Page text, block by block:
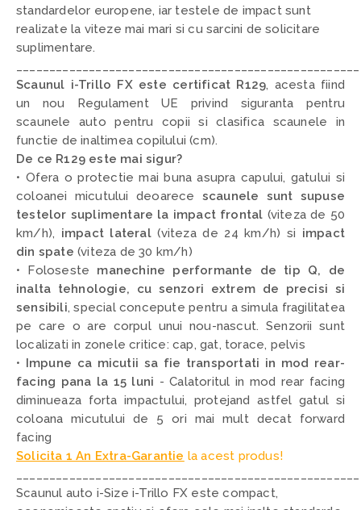
standardelor europene, iar testele de impact sunt
realizate la viteze mai mari si cu sarcini de solicitare
suplimentare.
Scaunul i-Trillo FX este certificat R129, acesta fiind
un nou Regulament UE privind siguranta pentru
scaunele auto pentru copii si clasifica scaunele in
functie de inaltimea copilului (cm).
De ce R129 este mai sigur?
• Ofera o protectie mai buna asupra capului, gatului si
coloanei micutului deoarece scaunele sunt supuse
testelor suplimentare la impact frontal (viteza de 50
km/h), impact lateral(viteza de 24 km/h) si impact
din spate (viteza de 30 km/h)
• Foloseste manechine performante de tip Q, de
inalta tehnologie, cu senzori extrem de precisi si
sensibili, special concepute pentru a simula fragilitatea
pe care o are corpul unui nou-nascut. Senzorii sunt
localizati in zonele critice: cap, gat, torace, pelvis
• Impune ca micutii sa fie transportati in mod rear-
facing pana la 15 luni - Calatoritul in mod rear facing
diminueaza forta impactului, protejand astfel gatul si
coloana micutului de 5 ori mai mult decat forward
facing
Solicita 1 An Extra-Garantie la acest produs!
Scaunul auto i-Size i-Trillo FX este compact,